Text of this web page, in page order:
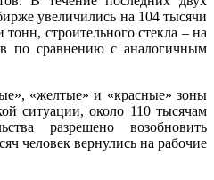
увеличились на 104 тысячи
строительного стекла – на
по сравнению с аналогичным
«желтые» и «красные» зоны
ситуации, около 110 тысячам
разрешено возобновить
человек вернулись на рабочие